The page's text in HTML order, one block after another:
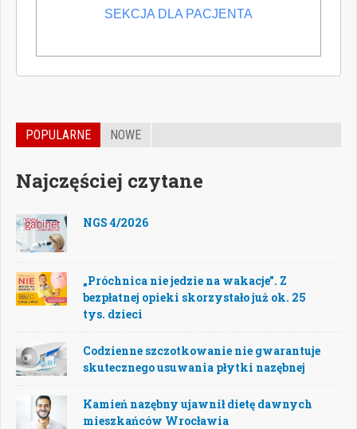
POPULARNE NOWE
Najczęściej czytane
NGS 4/2026
„Próchnica nie jedzie na wakacje”. Z
bezpłatnej opieki skorzystało już ok. 25
tys. dzieci
Codzienne szczotkowanie nie gwarantuje
skutecznego usuwania płytki nazębnej
Kamień nazębny ujawnił dietę dawnych
mieszkańców Wrocławia
SEKCJA DLA PACJENTA